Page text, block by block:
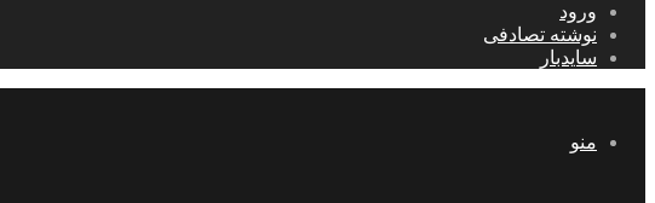
ورود
نوشته تصادفی
سایدبار
منو